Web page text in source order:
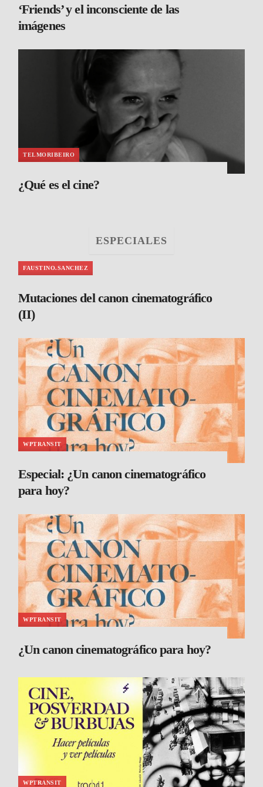
‘Friends’ y el inconsciente de las
imágenes
TELMORIBEIRO
¿Qué es el cine?
ESPECIALES
FAUSTINO.SANCHEZ
Mutaciones del canon cinematográfico
(II)
WPTRANSIT
Especial: ¿Un canon cinematográfico
para hoy?
WPTRANSIT
¿Un canon cinematográfico para hoy?
WPTRANSIT